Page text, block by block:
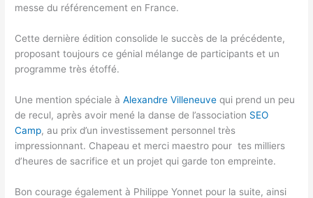
messe du référencement en France.
Cette dernière édition consolide le succès de la précédente,
proposant toujours ce génial mélange de participants et un
programme très étoffé.
Une mention spéciale àAlexandre Villeneuve qui prend un peu
de recul, après avoir mené la danse de l’association SEO
Camp, au prix d’un investissement personnel très
impressionnant. Chapeau et merci maestro pour tes milliers
d’heures de sacrifice et un projet qui garde ton empreinte.
Bon courage également à Philippe Yonnet pour la suite, ainsi